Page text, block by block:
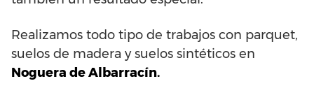
Realizamos todo tipo de trabajos con parquet,
suelos de madera y suelos sintéticos en
Noguera de Albarracín.